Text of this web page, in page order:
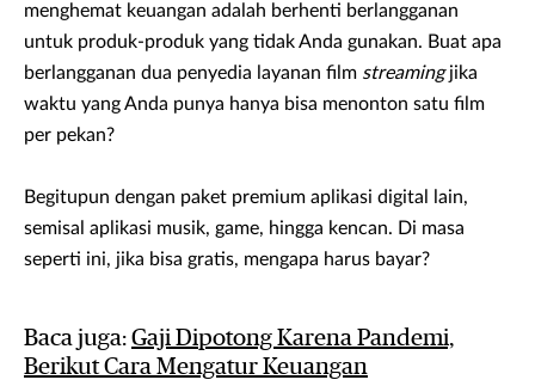
menghemat keuangan adalah berhenti berlangganan
untuk produk-produk yang tidak Anda gunakan. Buat apa
berlangganan dua penyedia layanan film streamingjika
waktu yang Anda punya hanya bisa menonton satu film
per pekan?
Begitupun dengan paket premium aplikasi digital lain,
semisal aplikasi musik, game, hingga kencan. Di masa
seperti ini, jika bisa gratis, mengapa harus bayar?
Baca juga: Gaji Dipotong Karena Pandemi,
Berikut Cara Mengatur Keuangan